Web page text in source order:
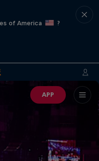
of America
?
APP